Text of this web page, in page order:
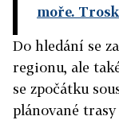
moře.
Do hledání se
regionu, ale
se zpočátku
plánované